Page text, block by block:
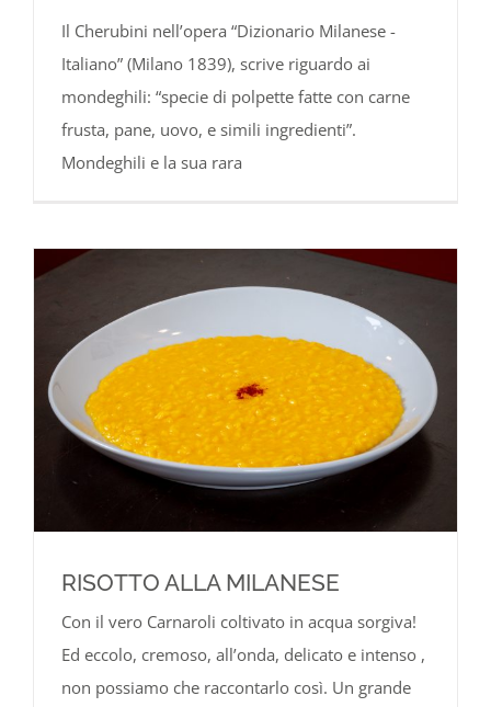
Il Cherubini nell’opera “Dizionario Milanese -
Italiano” (Milano 1839), scrive riguardo ai
mondeghili: “specie di polpette fatte con carne
frusta, pane, uovo, e simili ingredienti”.
Mondeghili e la sua rara
RISOTTO ALLA MILANESE
Con il vero Carnaroli coltivato in acqua sorgiva!
Ed eccolo, cremoso, all’onda, delicato e intenso ,
non possiamo che raccontarlo così. Un grande